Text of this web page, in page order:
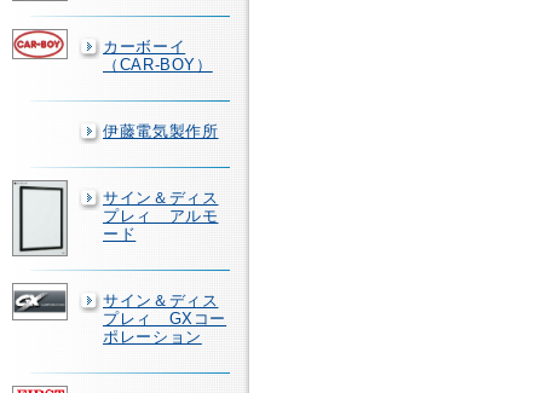
カーボーイ
（CAR-BOY）
伊藤電気製作所
サイン＆ディス
プレィ アルモ
ード
サイン＆ディス
プレィ GXコー
ポレーション